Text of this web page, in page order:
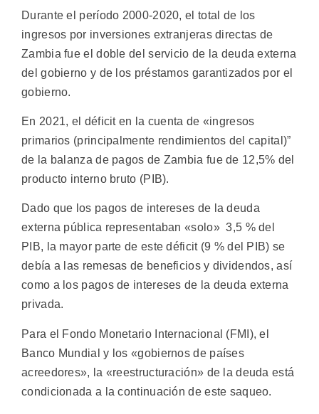
Durante el período 2000-2020, el total de los
ingresos por inversiones extranjeras directas de
Zambia fue el doble del servicio de la deuda externa
del gobierno y de los préstamos garantizados por el
gobierno.
En 2021, el déficit en la cuenta de «ingresos
primarios (principalmente rendimientos del capital)”
de la balanza de pagos de Zambia fue de 12,5% del
producto interno bruto (PIB).
Dado que los pagos de intereses de la deuda
externa pública representaban «solo» 3,5 % del
PIB, la mayor parte de este déficit (9 % del PIB) se
debía a las remesas de beneficios y dividendos, así
como a los pagos de intereses de la deuda externa
privada.
Para el Fondo Monetario Internacional (FMI), el
Banco Mundial y los «gobiernos de países
acreedores», la «reestructuración» de la deuda está
condicionada a la continuación de este saqueo.